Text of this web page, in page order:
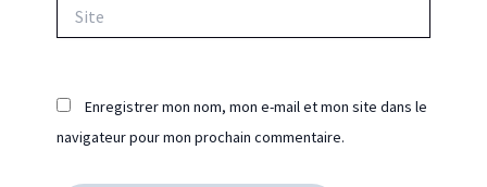
Enregistrer mon nom, mon e-mail et mon site dans le
navigateur pour mon prochain commentaire.